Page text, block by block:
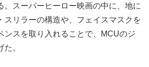
。スーパーヒーロー映画の中に、地に
スリラーの構造や、フェイスマスクを
ンスを取り入れることで、MCUのジ
。